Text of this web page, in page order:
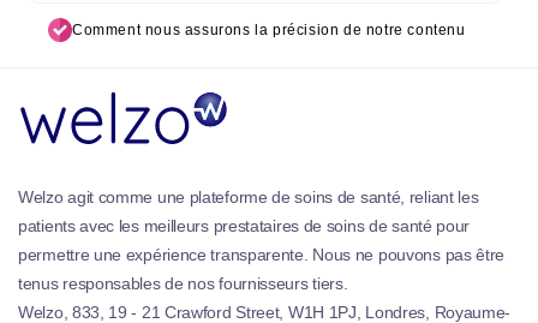
Comment nous assurons la précision de notre contenu
Welzo agit comme une plateforme de soins de santé, reliant les
patients avec les meilleurs prestataires de soins de santé pour
permettre une expérience transparente. Nous ne pouvons pas être
tenus responsables de nos fournisseurs tiers.
Welzo, 833, 19 - 21 Crawford Street, W1H 1PJ, Londres, Royaume-